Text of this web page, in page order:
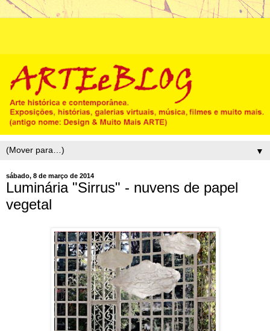
▼
sábado, 8 de março de 2014
Luminária "Sirrus" - nuvens de papel
vegetal